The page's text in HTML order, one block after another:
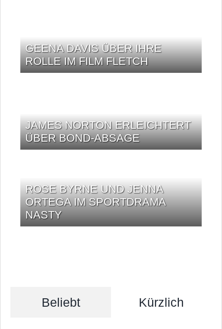
GEENA DAVIS ÜBER IHRE
ROLLE IM FILM FLETCH
JAMES NORTON ERLEICHTERT
ÜBER BOND-ABSAGE
ROSE BYRNE UND JENNA
ORTEGA IM SPORTDRAMA
NASTY
Beliebt Kürzlich